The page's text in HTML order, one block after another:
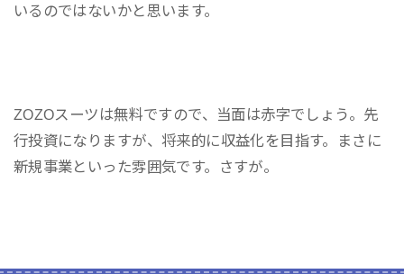
いるのではないかと思います。
ZOZOスーツは無料ですので、当面は赤字でしょう。先
行投資になりますが、将来的に収益化を目指す。まさに
新規事業といった雰囲気です。さすが。